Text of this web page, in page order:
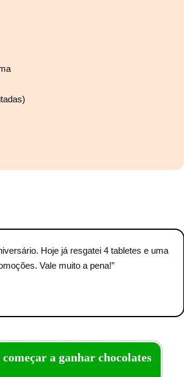
Hoje já resgatei 4 tabletes e uma
Vale muito a pena!”
a ganhar chocolates